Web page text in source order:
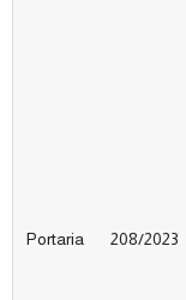
Portaria 208/2023